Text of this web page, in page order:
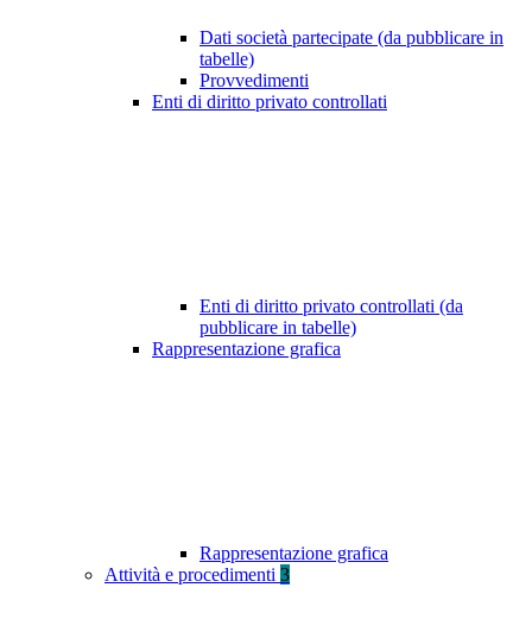
Dati società partecipate (da pubblicare in
tabelle)
Provvedimenti
Enti di diritto privato controllati
Enti di diritto privato controllati (da
pubblicare in tabelle)
Rappresentazione grafica
Rappresentazione grafica
Attività e procedimenti 3